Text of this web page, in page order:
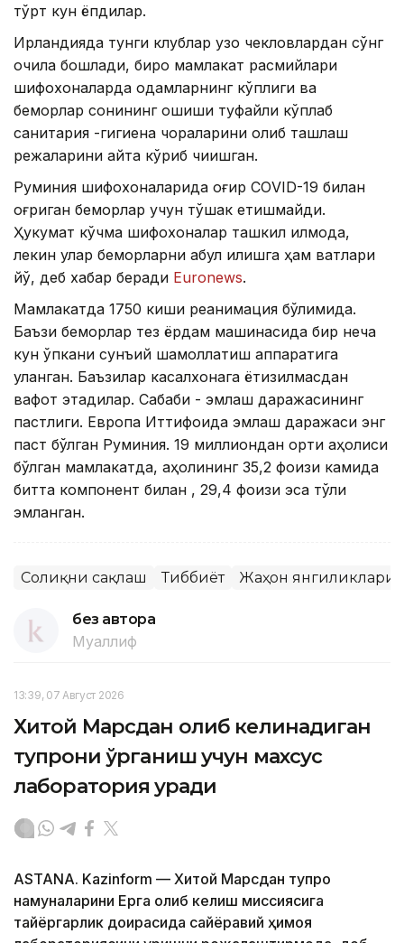
тўрт кун ёпдилар.
Ирландияда тунги клублар узоқ чекловлардан сўнг
очила бошлади, бироқ мамлакат расмийлари
шифохоналарда одамларнинг кўплиги ва
беморлар сонининг ошиши туфайли кўплаб
санитария -гигиена чораларини олиб ташлаш
режаларини қайта кўриб чиқишган.
Руминия шифохоналарида оғир CОVID-19 билан
оғриган беморлар учун тўшак етишмайди.
Ҳукумат кўчма шифохоналар ташкил қилмоқда,
лекин улар беморларни қабул қилишга ҳам вақтлари
йўқ, деб хабар беради Еuronews.
Мамлакатда 1750 киши реанимация бўлимида.
Баъзи беморлар тез ёрдам машинасида бир неча
кун ўпкани сунъий шамоллатиш аппаратига
уланган. Баъзилар касалхонага ётқизилмасдан
вафот этадилар. Сабаби - эмлаш даражасининг
пастлиги. Европа Иттифоқида эмлаш даражаси энг
паст бўлган Руминия. 19 миллиондан ортиқ аҳолиси
бўлган мамлакатда, аҳолининг 35,2 фоизи камида
битта компонент билан , 29,4 фоизи эса тўлиқ
эмланган.
Соғлиқни сақлаш Тиббиёт Жаҳон янгиликлари
без автора
Муаллиф
13:39, 07 Август 2026
Хитой Марсдан олиб келинадиган
тупроқни ўрганиш учун махсус
лаборатория қуради
ASTANA. Kazinform — Хитой Марсдан тупроқ
намуналарини Ерга олиб келиш миссиясига
тайёргарлик доирасида сайёравий ҳимоя